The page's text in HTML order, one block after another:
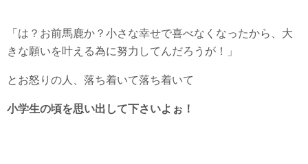
「は？お前馬鹿か？小さな幸せで喜べなくなったから、大
きな願いを叶える為に努力してんだろうが！」
とお怒りの人、落ち着いて落ち着いて
小学生の頃を思い出して下さいよぉ！